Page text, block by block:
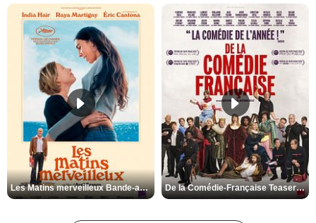
Les Matins merveilleux Bande-annonce VF De la Comédie-Française Teaser VF